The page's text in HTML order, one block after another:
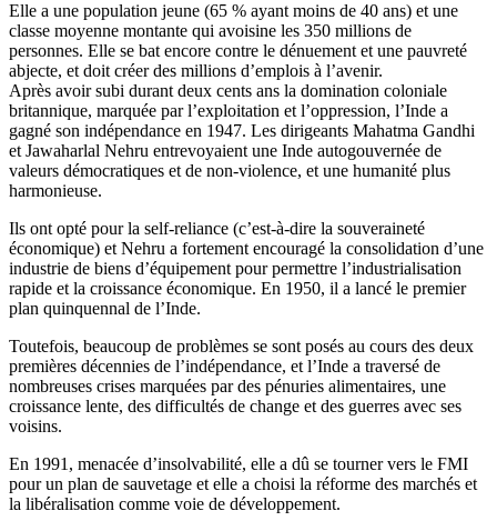
Elle a une population jeune (65 % ayant moins de 40 ans) et une
classe moyenne montante qui avoisine les 350 millions de
personnes. Elle se bat encore contre le dénuement et une pauvreté
abjecte, et doit créer des millions d’emplois à l’avenir.
Après avoir subi durant deux cents ans la domination coloniale
britannique, marquée par l’exploitation et l’oppression, l’Inde a
gagné son indépendance en 1947. Les dirigeants Mahatma Gandhi
et Jawaharlal Nehru entrevoyaient une Inde autogouvernée de
valeurs démocratiques et de non-violence, et une humanité plus
harmonieuse.
Ils ont opté pour la self-reliance (c’est-à-dire la souveraineté
économique) et Nehru a fortement encouragé la consolidation d’une
industrie de biens d’équipement pour permettre l’industrialisation
rapide et la croissance économique. En 1950, il a lancé le premier
plan quinquennal de l’Inde.
Toutefois, beaucoup de problèmes se sont posés au cours des deux
premières décennies de l’indépendance, et l’Inde a traversé de
nombreuses crises marquées par des pénuries alimentaires, une
croissance lente, des difficultés de change et des guerres avec ses
voisins.
En 1991, menacée d’insolvabilité, elle a dû se tourner vers le FMI
pour un plan de sauvetage et elle a choisi la réforme des marchés et
la libéralisation comme voie de développement.